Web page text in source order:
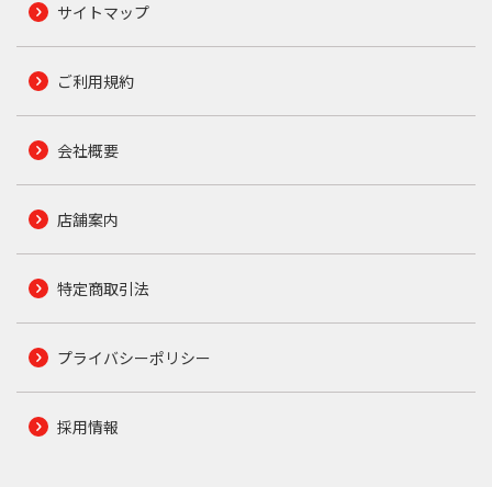
サイトマップ
ご利用規約
会社概要
店舗案内
特定商取引法
プライバシーポリシー
採用情報